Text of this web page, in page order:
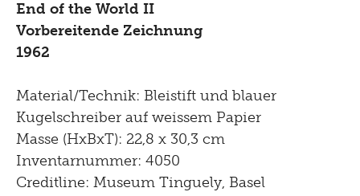
End of the World II
Vorbereitende Zeichnung
1962
Material/Technik: Bleistift und blauer
Kugelschreiber auf weissem Papier
Masse (HxBxT): 22,8 x 30,3 cm
Inventarnummer: 4050
Creditline: Museum Tinguely, Basel